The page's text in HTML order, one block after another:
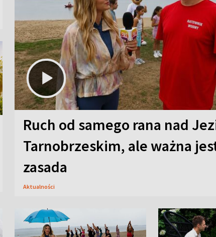
Ruch od samego rana nad
Tarnobrzeskim, ale ważna
zasada
Aktualności